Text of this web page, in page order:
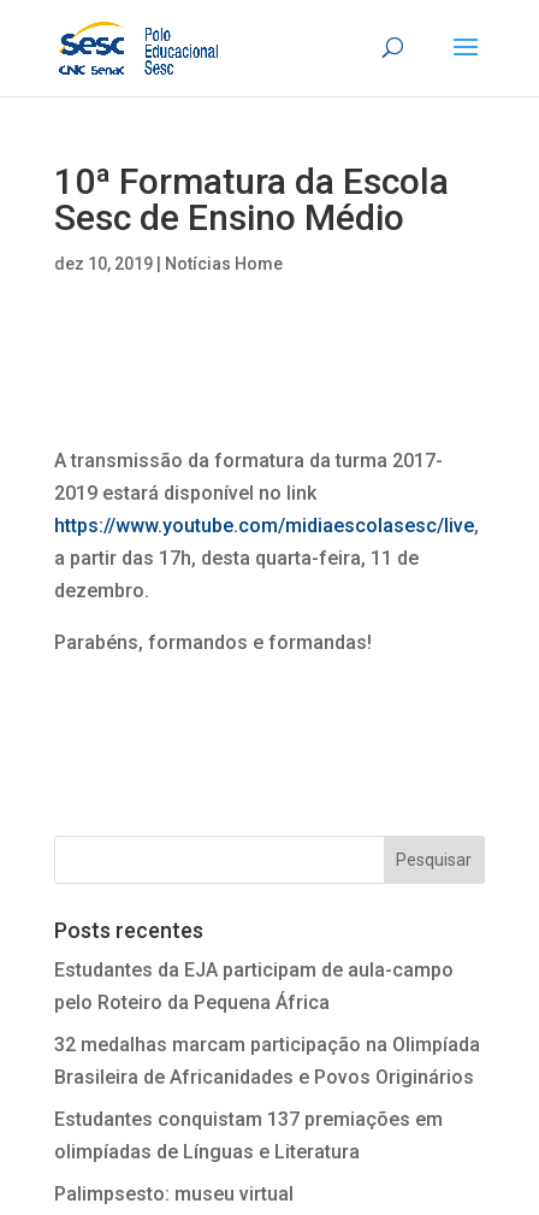
10ª Formatura da Escola
Sesc de Ensino Médio
dez 10, 2019| Notícias Home
A transmissão da formatura da turma 2017-
2019 estará disponível no link
https://www.youtube.com/midiaescolasesc/live,
a partir das 17h, desta quarta-feira, 11 de
dezembro.
Parabéns, formandos e formandas!
Posts recentes
Estudantes da EJA participam de aula-campo
pelo Roteiro da Pequena África
32 medalhas marcam participação na Olimpíada
Brasileira de Africanidades e Povos Originários
Estudantes conquistam 137 premiações em
olimpíadas de Línguas e Literatura
Palimpsesto: museu virtual